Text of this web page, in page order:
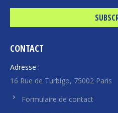
CONTACT
Adresse :
16 Rue de Turbigo, 75002 Paris
Formulaire de contact